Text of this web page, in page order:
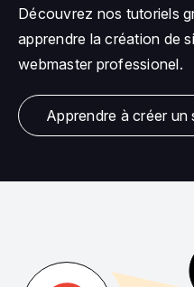
Découvrez nos tutoriels
apprendre la création de
webmaster professionel.
Apprendre à créer